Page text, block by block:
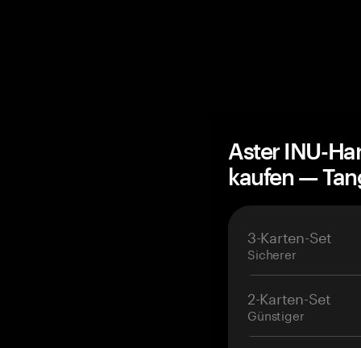
Aster INU-
kaufen —
3-Karten-Set
Sicherer
2-Karten-Set
Günstiger